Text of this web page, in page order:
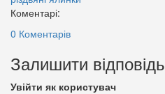
Коментарі:
0 Коментарів
Залишити відповідь
Увійти як користувач